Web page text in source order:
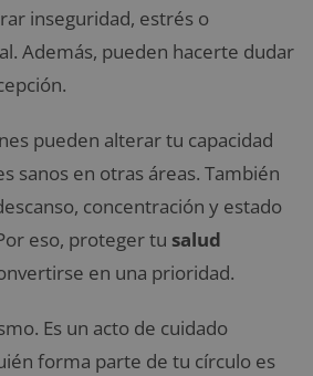
inseguridad, estrés o
Además, pueden hacerte dudar
pueden alterar tu capacidad
sanos en otras áreas. También
concentración y estado
eso, proteger tu salud
en una prioridad.
Es un acto de cuidado
forma parte de tu círculo es